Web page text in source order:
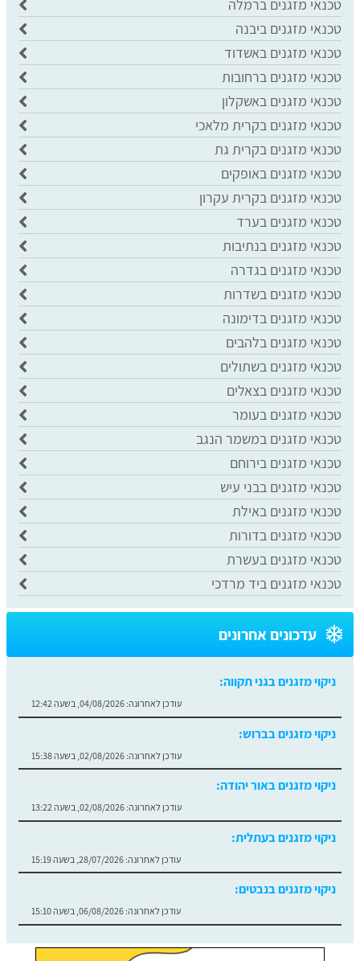
טכנאי מזגנים ברמלה
​טכנאי מזגנים ביבנה
טכנאי מזגנים באשדוד
טכנאי מזגנים ברחובות
טכנאי מזגנים באשקלון
טכנאי מזגנים בקרית מלאכי
טכנאי מזגנים בקרית גת
טכנאי מזגנים באופקים
טכנאי מזגנים בקרית עקרון
טכנאי מזגנים בערד
טכנאי מזגנים בנתיבות
טכנאי מזגנים בגדרה
טכנאי מזגנים בשדרות
טכנאי מזגנים בדימונה
טכנאי מזגנים בלהבים
טכנאי מזגנים בשתולים
טכנאי מזגנים בצאלים
טכנאי מזגנים בעומר
טכנאי מזגנים במשמר הנגב
טכנאי מזגנים בירוחם
טכנאי מזגנים בבני עיש
טכנאי מזגנים באילת
טכנאי מזגנים בדורות
טכנאי מזגנים בעשרת
טכנאי מזגנים ביד מרדכי
עדכונים אחרונים
ניקוי מזגנים בגני תקווה:
עודכן לאחרונה: 04/08/2026, בשעה 12:42
ניקוי מזגנים בברוש:
עודכן לאחרונה: 02/08/2026, בשעה 15:38
ניקוי מזגנים באור יהודה:
עודכן לאחרונה: 02/08/2026, בשעה 13:22
ניקוי מזגנים בעתלית:
עודכן לאחרונה: 28/07/2026, בשעה 15:19
ניקוי מזגנים בנבטים:
עודכן לאחרונה: 06/08/2026, בשעה 15:10